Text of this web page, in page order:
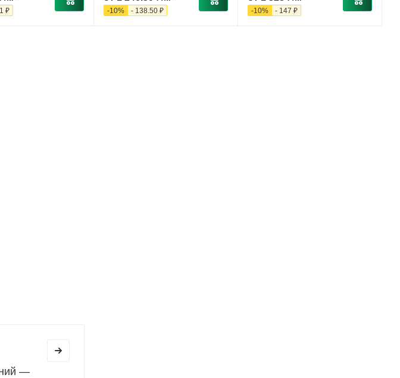
₽ -10% - 138.50 ₽ -10% - 147 ₽
—